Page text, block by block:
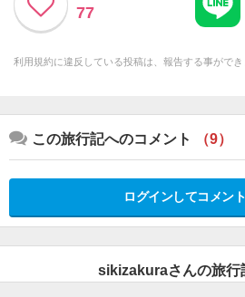
77
利用規約に違反している投稿は、報告する事ができ
この旅行記へのコメント （9）
ログインしてコメン
sikizakuraさんの旅行